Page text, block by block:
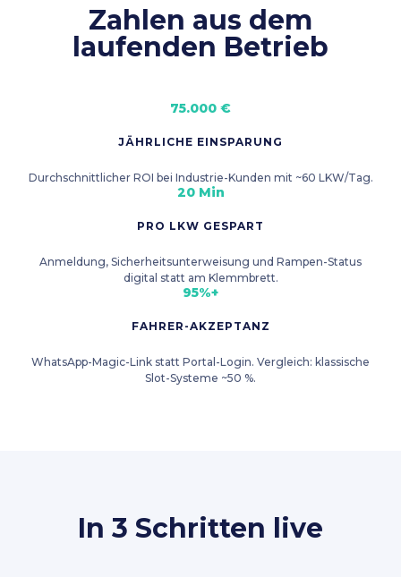
Zahlen aus dem
laufenden Betrieb
75.000 €
JÄHRLICHE EINSPARUNG
Durchschnittlicher ROI bei Industrie-Kunden mit ~60 LKW/Tag.
20 Min
PRO LKW GESPART
Anmeldung, Sicherheitsunterweisung und Rampen-Status
digital statt am Klemmbrett.
95%+
FAHRER-AKZEPTANZ
WhatsApp-Magic-Link statt Portal-Login. Vergleich: klassische
Slot-Systeme ~50 %.
In 3 Schritten live